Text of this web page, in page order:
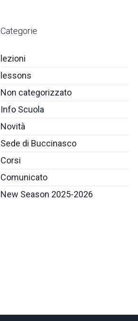
Categorie
lezioni
lessons
Non categorizzato
Info Scuola
Novità
Sede di Buccinasco
Corsi
Comunicato
New Season 2025-2026